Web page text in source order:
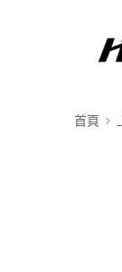
首頁